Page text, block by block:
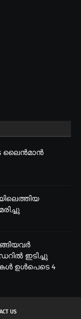
ലൈൻമാൻ
ഇടിച്ചു
ഉൾപെടെ 4
US